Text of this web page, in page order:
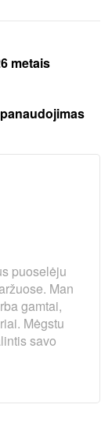
metais
puoselėju
Man
gamtai,
Mėgstu
savo